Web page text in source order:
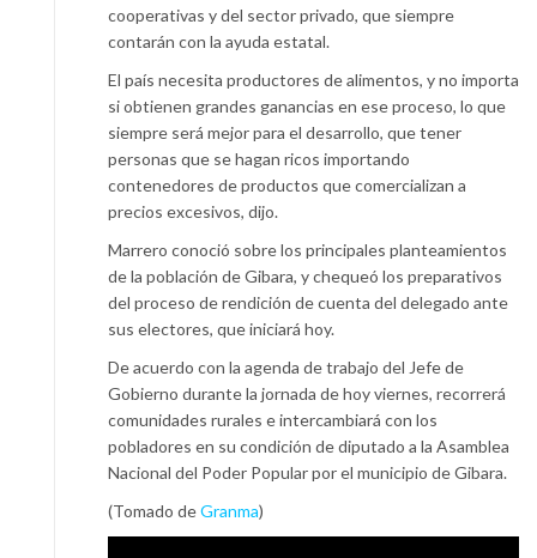
cooperativas y del sector privado, que siempre
contarán con la ayuda estatal.
El país necesita productores de alimentos, y no importa
si obtienen grandes ganancias en ese proceso, lo que
siempre será mejor para el desarrollo, que tener
personas que se hagan ricos importando
contenedores de productos que comercializan a
precios excesivos, dijo.
Marrero conoció sobre los principales planteamientos
de la población de Gibara, y chequeó los preparativos
del proceso de rendición de cuenta del delegado ante
sus electores, que iniciará hoy.
De acuerdo con la agenda de trabajo del Jefe de
Gobierno durante la jornada de hoy viernes, recorrerá
comunidades rurales e intercambiará con los
pobladores en su condición de diputado a la Asamblea
Nacional del Poder Popular por el municipio de Gibara.
(Tomado deGranma)